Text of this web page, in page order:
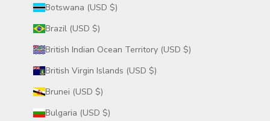
Botswana (USD $)
Brazil (USD $)
British Indian Ocean Territory (USD $)
British Virgin Islands (USD $)
Brunei (USD $)
Bulgaria (USD $)